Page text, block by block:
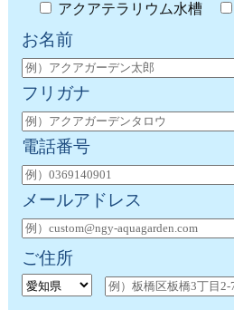
アクアテラリウム水槽
お名前
フリガナ
電話番号
メールアドレス
ご住所